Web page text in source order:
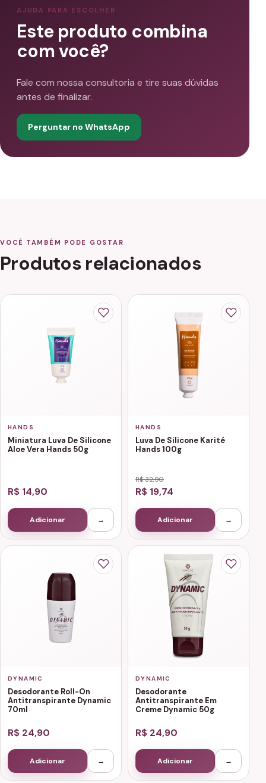
AJUDA PARA ESCOLHER
Este produto combina
com você?
Fale com nossa consultoria e tire suas dúvidas
antes de finalizar.
Perguntar no WhatsApp
VOCÊ TAMBÉM PODE GOSTAR
Produtos relacionados
HANDS
Miniatura Luva De Silicone
Aloe Vera Hands 50g
R$ 14,90
Adicionar →
HANDS
Luva De Silicone Karité
Hands 100g
R$ 32,90
R$ 19,74
Adicionar →
DYNAMIC
Desodorante Roll-On
Antitranspirante Dynamic
70ml
R$ 24,90
Adicionar →
DYNAMIC
Desodorante
Antitranspirante Em
Creme Dynamic 50g
R$ 24,90
Adicionar →